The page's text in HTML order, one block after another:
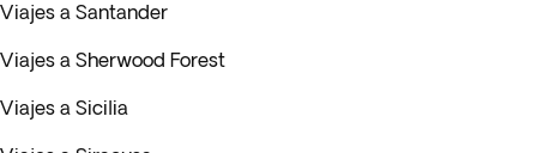
Viajes a Santander
Viajes a Sherwood Forest
Viajes a Sicilia